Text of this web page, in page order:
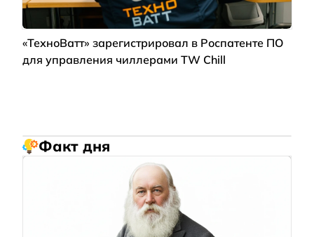
«ТехноВатт» зарегистрировал в Роспатенте ПО
для управления чиллерами TW Chill
Факт дня